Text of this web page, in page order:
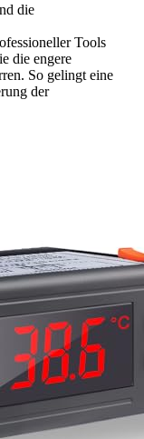
die
Tools
die engere
So gelingt eine
der